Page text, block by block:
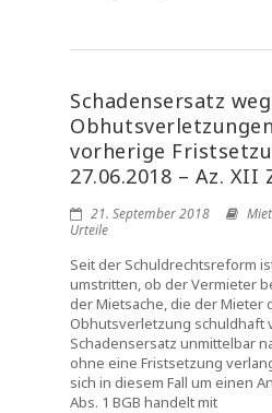
Schadensersatz
vorherige
27.06.2018 – Az. XII
21. September 2018
Urteile
Seit der Schuldrechtsreform
umstritten, ob der Vermieter
der Mietsache, die der Mieter
Obhutsverletzung schuldhaft
Schadensersatz unmittelbar
ohne eine Fristsetzung
sich in diesem Fall um einen
Abs. 1 BGB handelt mit